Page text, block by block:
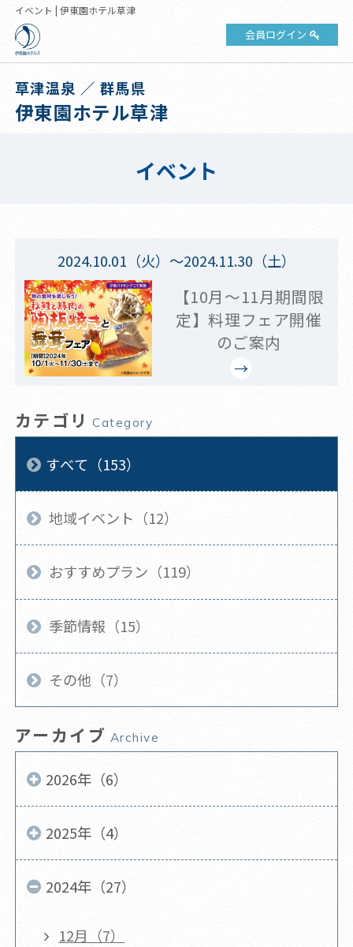
イベント | 伊東園ホテル草津
会員ログイン
草津温泉 ／ 群馬県
伊東園ホテル草津
イベント
2024.10.01（火）～2024.11.30（土）
【10月～11月期間限
定】料理フェア開催
のご案内
カテゴリ Category
すべて（153）
地域イベント（12）
おすすめプラン（119）
季節情報（15）
その他（7）
アーカイブ Archive
2026年（6）
2025年（4）
2024年（27）
12月（7）